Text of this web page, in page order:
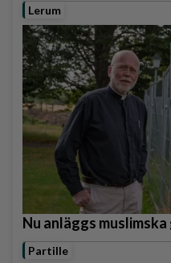
Lerum
Nu anläggs
Partille